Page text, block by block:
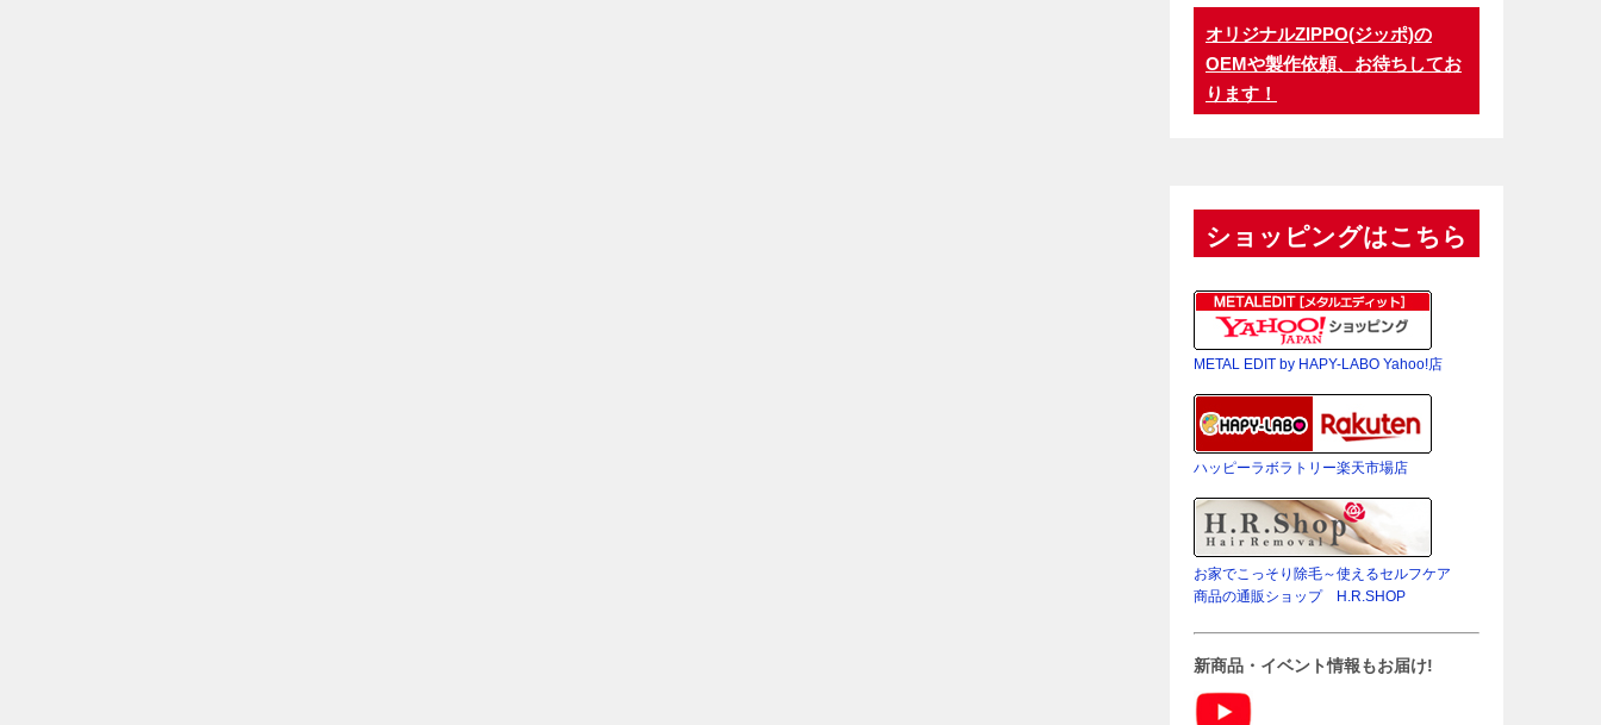
オリジナルZIPPO(ジッポ)の
OEMや製作依頼、お待ちしてお
ります！
ショッピングはこちら
METAL EDIT by HAPY-LABO Yahoo!店
ハッピーラボラトリー楽天市場店
お家でこっそり除毛～使えるセルフケア
商品の通販ショップ H.R.SHOP
新商品・イベント情報もお届け!